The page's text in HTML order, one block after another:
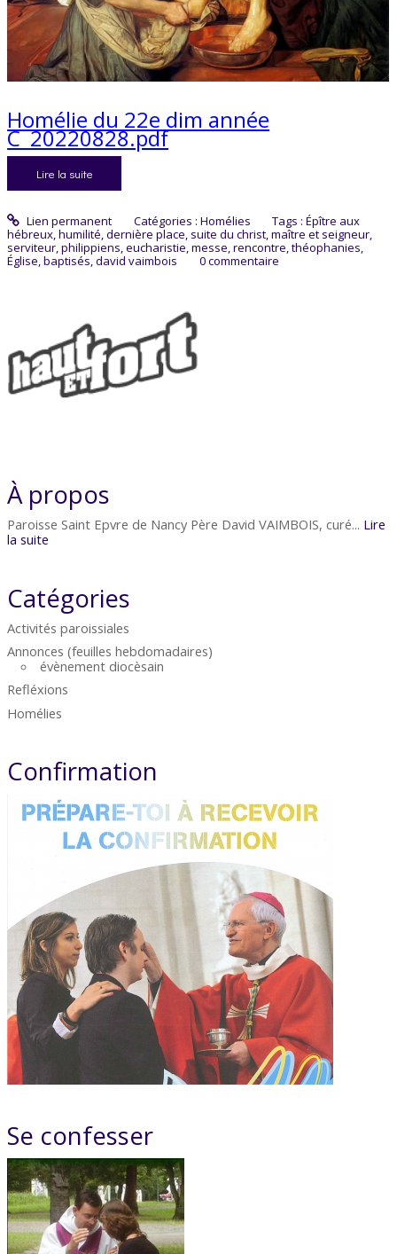
Homélie du 22e dim année
C_20220828.pdf
Lire la suite
Lien permanent Catégories : Homélies Tags :Épître aux
hébreux,humilité,dernière place, suite du christ,maître et seigneur,
serviteur,philippiens,eucharistie,messe,rencontre,théophanies,
Église,baptisés,david vaimbois 0commentaire
À propos
Paroisse Saint Epvre de Nancy Père David VAIMBOIS, curé... Lire
la suite
Catégories
Activités paroissiales
Annonces (feuilles hebdomadaires)
évènement diocèsain
Refléxions
Homélies
Confirmation
Se confesser